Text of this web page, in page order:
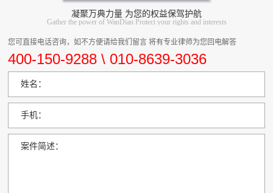
凝聚万典力量 为您的权益保驾护航
Gather the power of WanDian Protect your rights and interests
您可直接电话咨询，如不方便请给我们留言 将有专业律师为您回电解答
400-150-9288 \ 010-8639-3036
姓名：
手机：
案件简述：